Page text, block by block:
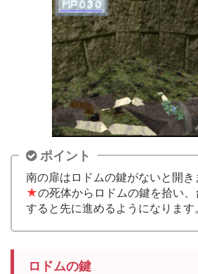
ポイント
南の扉はロドムの鍵がないと開き
★の死体からロドムの鍵を拾い、
すると先に進めるようになります。
ロドムの鍵